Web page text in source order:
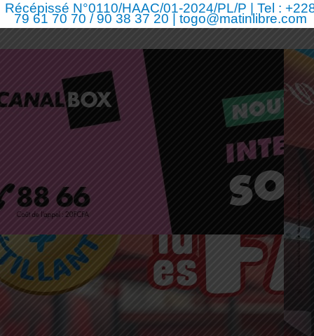
Récépissé N°0110/HAAC/01-2024/PL/P | Tel :
79 61 70 70 / 90 38 37 20 | togo@matinlibre.com